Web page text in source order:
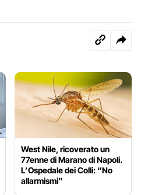
West Nile, ricoverato un
77enne di Marano di Napoli.
L’Ospedale dei Colli: “No
allarmismi”